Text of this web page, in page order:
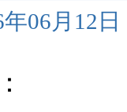
年06月